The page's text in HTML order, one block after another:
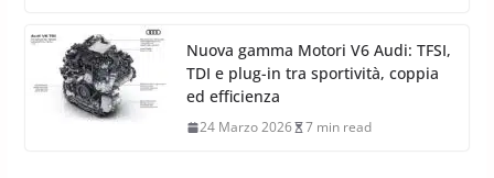
Nuova gamma Motori V6 Audi: TFSI,
TDI e plug-in tra sportività, coppia
ed efficienza
24 Marzo 2026 7 min read